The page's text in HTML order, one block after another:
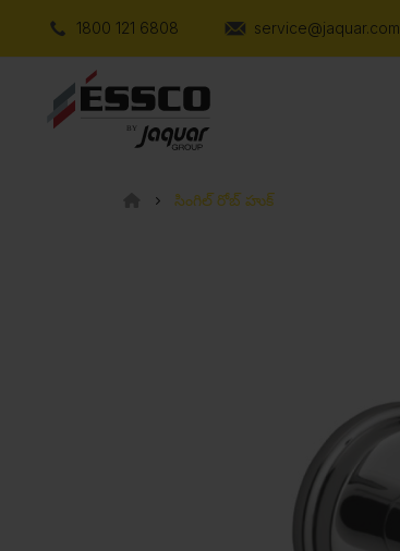
1800 121 6808 service@jaquar.com
సింగిల్ రోబ్ హుక్